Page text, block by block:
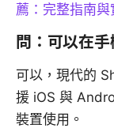
薦：完整指南
問：可以在
可以，現代的
援 iOS 與
裝置使用。